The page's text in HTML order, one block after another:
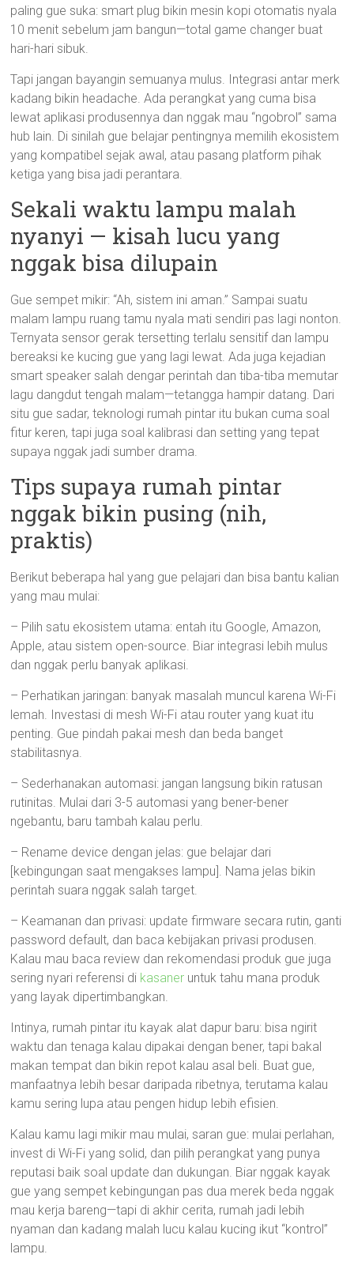
paling gue suka: smart plug bikin mesin kopi otomatis nyala
10 menit sebelum jam bangun—total game changer buat
hari-hari sibuk.
Tapi jangan bayangin semuanya mulus. Integrasi antar merk
kadang bikin headache. Ada perangkat yang cuma bisa
lewat aplikasi produsennya dan nggak mau “ngobrol” sama
hub lain. Di sinilah gue belajar pentingnya memilih ekosistem
yang kompatibel sejak awal, atau pasang platform pihak
ketiga yang bisa jadi perantara.
Sekali waktu lampu malah
nyanyi — kisah lucu yang
nggak bisa dilupain
Gue sempet mikir: “Ah, sistem ini aman.” Sampai suatu
malam lampu ruang tamu nyala mati sendiri pas lagi nonton.
Ternyata sensor gerak tersetting terlalu sensitif dan lampu
bereaksi ke kucing gue yang lagi lewat. Ada juga kejadian
smart speaker salah dengar perintah dan tiba-tiba memutar
lagu dangdut tengah malam—tetangga hampir datang. Dari
situ gue sadar, teknologi rumah pintar itu bukan cuma soal
fitur keren, tapi juga soal kalibrasi dan setting yang tepat
supaya nggak jadi sumber drama.
Tips supaya rumah pintar
nggak bikin pusing (nih,
praktis)
Berikut beberapa hal yang gue pelajari dan bisa bantu kalian
yang mau mulai:
– Pilih satu ekosistem utama: entah itu Google, Amazon,
Apple, atau sistem open-source. Biar integrasi lebih mulus
dan nggak perlu banyak aplikasi.
– Perhatikan jaringan: banyak masalah muncul karena Wi-Fi
lemah. Investasi di mesh Wi-Fi atau router yang kuat itu
penting. Gue pindah pakai mesh dan beda banget
stabilitasnya.
– Sederhanakan automasi: jangan langsung bikin ratusan
rutinitas. Mulai dari 3-5 automasi yang bener-bener
ngebantu, baru tambah kalau perlu.
– Rename device dengan jelas: gue belajar dari
[kebingungan saat mengakses lampu]. Nama jelas bikin
perintah suara nggak salah target.
– Keamanan dan privasi: update firmware secara rutin, ganti
password default, dan baca kebijakan privasi produsen.
Kalau mau baca review dan rekomendasi produk gue juga
sering nyari referensi di kasaner untuk tahu mana produk
yang layak dipertimbangkan.
Intinya, rumah pintar itu kayak alat dapur baru: bisa ngirit
waktu dan tenaga kalau dipakai dengan bener, tapi bakal
makan tempat dan bikin repot kalau asal beli. Buat gue,
manfaatnya lebih besar daripada ribetnya, terutama kalau
kamu sering lupa atau pengen hidup lebih efisien.
Kalau kamu lagi mikir mau mulai, saran gue: mulai perlahan,
invest di Wi-Fi yang solid, dan pilih perangkat yang punya
reputasi baik soal update dan dukungan. Biar nggak kayak
gue yang sempet kebingungan pas dua merek beda nggak
mau kerja bareng—tapi di akhir cerita, rumah jadi lebih
nyaman dan kadang malah lucu kalau kucing ikut “kontrol”
lampu.